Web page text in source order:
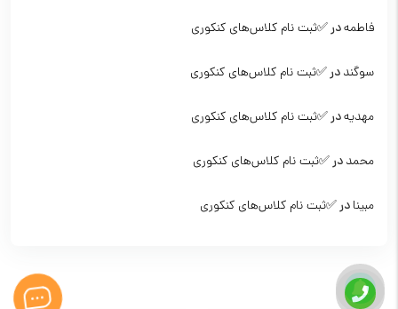
فاطمهدر✅ثبت نام کلاس‌‌های کنکوری
سوگنددر✅ثبت نام کلاس‌‌های کنکوری
مهدیهدر✅ثبت نام کلاس‌‌های کنکوری
محمددر✅ثبت نام کلاس‌‌های کنکوری
مبینادر✅ثبت نام کلاس‌‌های کنکوری